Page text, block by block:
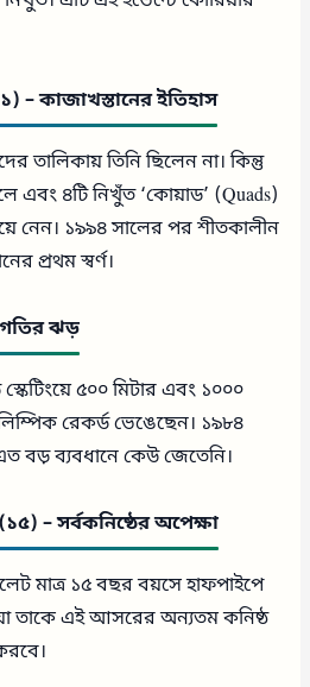
– কাজাখস্তানের ইতিহাস
তালিকায় তিনি ছিলেন না। কিন্তু
এবং ৪টি নিখুঁত ‘কোয়াড’ (Quads)
নেন। ১৯৯৪ সালের পর শীতকালীন
প্রথম স্বর্ণ।
ঝড়
৫০০ মিটার এবং ১০০০
রেকর্ড ভেঙেছেন। ১৯৮৪
বড় ব্যবধানে কেউ জেতেনি।
– সর্বকনিষ্ঠের অপেক্ষা
মাত্র ১৫ বছর বয়সে হাফপাইপে
তাকে এই আসরের অন্যতম কনিষ্ঠ